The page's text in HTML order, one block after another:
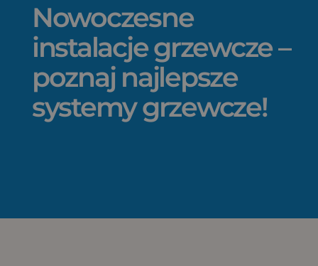
Nowoczesne
instalacje grzewcze –
poznaj najlepsze
systemy grzewcze!